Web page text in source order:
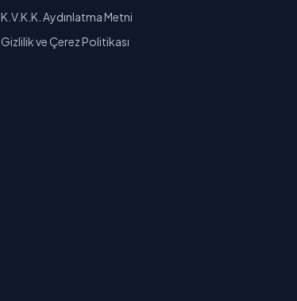
K.V.K.K. Aydınlatma Metni
Gizlilik ve Çerez Politikası